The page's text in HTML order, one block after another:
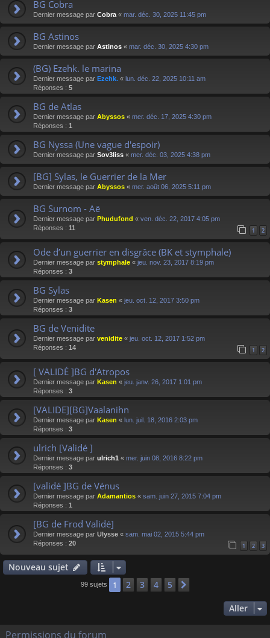
BG Cobra
Dernier message par Cobra « mar. déc. 30, 2025 11:45 pm
BG Astinos
Dernier message par Astinos « mar. déc. 30, 2025 4:30 pm
(BG) Ezehk. le marina
Dernier message par Ezehk. « lun. déc. 22, 2025 10:11 am
Réponses : 5
BG de Atlas
Dernier message par Abyssos « mer. déc. 17, 2025 4:30 pm
Réponses : 1
BG Nyssa (Une vague d'espoir)
Dernier message par Sov3liss « mer. déc. 03, 2025 4:38 pm
[BG] Sylas, le Guerrier de la Mer
Dernier message par Abyssos « mer. août 06, 2025 5:11 pm
BG Surnom - Aë
Dernier message par Phudufond « ven. déc. 22, 2017 4:05 pm
Réponses : 11 1 2
Ode d’un guerrier en disgrâce (BK et stymphale)
Dernier message par stymphale « jeu. nov. 23, 2017 8:19 pm
Réponses : 3
BG Sylas
Dernier message par Kasen « jeu. oct. 12, 2017 3:50 pm
Réponses : 3
BG de Venidite
Dernier message par venidite « jeu. oct. 12, 2017 1:52 pm
Réponses : 14 1 2
[ VALIDÉ ]BG d'Atropos
Dernier message par Kasen « jeu. janv. 26, 2017 1:01 pm
Réponses : 3
[VALIDE][BG]Vaalanihn
Dernier message par Kasen « lun. juil. 18, 2016 2:03 pm
Réponses : 3
ulrich [Validé ]
Dernier message par ulrich1 « mer. juin 08, 2016 8:22 pm
Réponses : 3
[validé ]BG de Vénus
Dernier message par Adamantios « sam. juin 27, 2015 7:04 pm
Réponses : 1
[BG de Frod Validé]
Dernier message par Ulysse « sam. mai 02, 2015 5:44 pm
Réponses : 20 1 2 3
Nouveau sujet
99 sujets 1 2 3 4 5
Aller
Permissions du forum